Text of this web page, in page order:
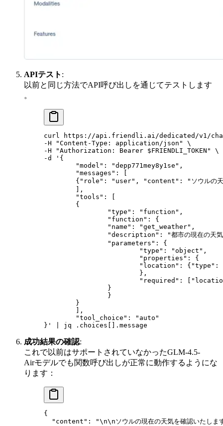
APIテスト :
以前と同じ方法でAPI呼び出しを通じてテストします
。
curl https://api.friendli.ai/dedicated/v1/
-H "Content-Type: application/json" \
-H "Authorization: Bearer $FRIENDLI_TOKEN" \
-d '{
	"model": "depp771mey8y1se",
	"messages": [
{"role": "user", "content": "ソウルの天
	],
	"tools": [
	{
		"type": "function",
		"function": {
		"name": "get_weather",
"description": "都市の現在の天
		"parameters": {
			"type": "object",
			"properties": {
"location":
			},
"required":
		}
		}
	}
	],
	"tool_choice": "auto"
}' | jq .choices[].message
成功結果の確認:
これで以前はサポートされていなかったGLM-4.5-
Airモデルでも関数呼び出しが正常に動作するようにな
ります：
{
  "content"
: "\n\n ソウルの現在の天気を確認いたしま